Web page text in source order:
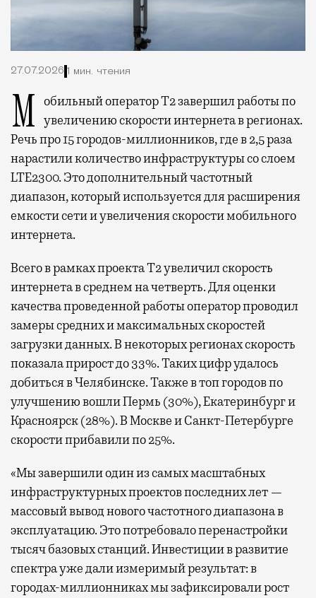
27.07.2026 1 мин. чтения
Мобильный оператор Т2 завершил работы по увеличению скорости интернета в регионах.
Речь про 15 городов-миллионников, где в 2,5 раза
нарастили количество инфраструктуры со слоем
LTE2300. Это дополнительный частотный
диапазон, который используется для расширения
емкости сети и увеличения скорости мобильного
интернета.
Всего в рамках проекта Т2 увеличил скорость
интернета в среднем на четверть. Для оценки
качества проведенной работы оператор проводил
замеры средних и максимальных скоростей
загрузки данных. В некоторых регионах скорость
показала прирост до 33%. Таких цифр удалось
добиться в Челябинске. Также в топ городов по
улучшению вошли Пермь (30%), Екатеринбург и
Красноярск (28%). В Москве и Санкт-Петербурге
скорости прибавили по 25%.
«Мы завершили один из самых масштабных
инфраструктурных проектов последних лет —
массовый вывод нового частотного диапазона в
эксплуатацию. Это потребовало перенастройки
тысяч базовых станций. Инвестиции в развитие
спектра уже дали измеримый результат: в
городах-миллионниках мы зафиксировали рост